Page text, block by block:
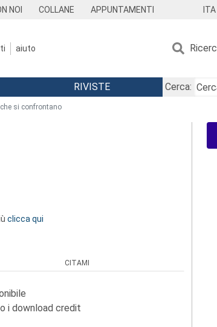
NOI COLLANE APPUNTAMENTI ITA
aiuto
RIVISTE
Cerca:
si confrontano
clicca qui
CITAMI
i download credit